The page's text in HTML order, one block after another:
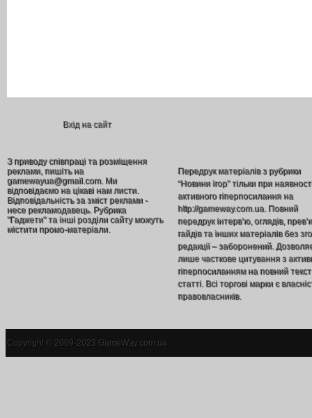
Вхід на сайт
З приводу співпраці та розміщення
реклами, пишіть на
gamewayua@gmail.com. Ми
відповідаємо на цікаві нам листи.
Відповідальність за зміст реклами -
несе рекламодавець. Рубрика
"Гаджети" та інші розділи сайту можуть
містити промо-матеріали.
Передрук матеріалів з рубрики
“Новини ігор” тільки при
активного гіперпосилання на
http://gameway.com.ua. Повний
передрук інтерв’ю, оглядів,
гайдів та інших матеріалів без
редакції – заборонений.
лише часткове цитування з
гіперпосиланням на повний текст
статті. Всі торгові марки є
правовласників.
Copyright © 2009-2023 GameWay.com.ua